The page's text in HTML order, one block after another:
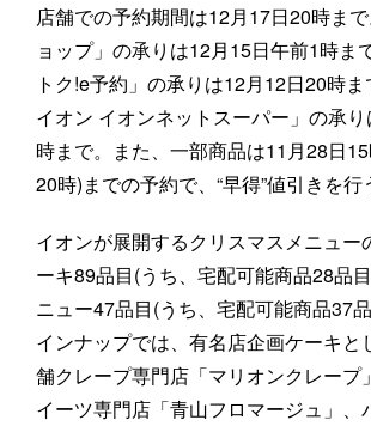
店舗での予約期間は12月17日20時ま
ョップ」の承りは12月15日午前1時ま
トク!e予約」の承りは12月12日20時
イオン イオンネットスーパー」の承
時まで。また、一部商品は11月28日
20時)までの予約で、“早得”値引きを行
イオンが展開するクリスマスメニュー
ーキ89品目(うち、宅配可能商品28品
ニュー47品目(うち、宅配可能商品37
インナップでは、有名店企画ケーキと
舗クレープ専門店「マリオンクレープ
イーツ専門店「青山フロマージュ」、